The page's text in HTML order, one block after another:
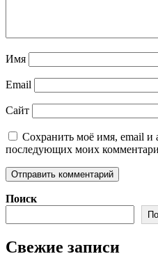
Имя
Email
Сайт
Сохранить моё имя, email и
последующих моих
Поиск
Свежие записи